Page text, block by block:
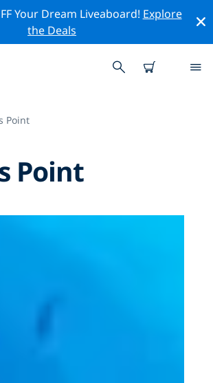
Your Dream Liveaboard! Explore
the Deals
Point
Point